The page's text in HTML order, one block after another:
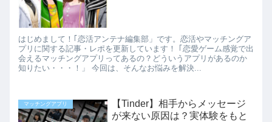
はじめまして！｢恋活アンテナ編集部」です。恋活やマッチングア
プリに関する記事・レポを更新しています！ ｢恋愛ゲーム感覚で出
会えるマッチングアプリってあるの？どういうアプリがあるのか
知りたい・・・！」 今回は、そんなお悩みを解決...
マッチングアプリ
【Tinder】相手からメッセージ
が来ない原因は？実体験をもと